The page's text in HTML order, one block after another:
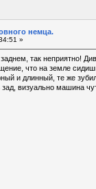
немца.
»
так неприятно!
что на земле
и длинный, те же
зад, визуально машина